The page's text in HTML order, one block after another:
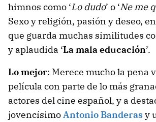
himnos como ‘Lo dudo’ o ‘Ne me
Sexo y religión, pasión y deseo,
que guarda muchas similitudes
y aplaudida ‘La mala educación’.
Lo mejor: Merece mucho la pena
película con parte de lo más
actores del cine español, y a
jovencísimoAntonio Banderasy